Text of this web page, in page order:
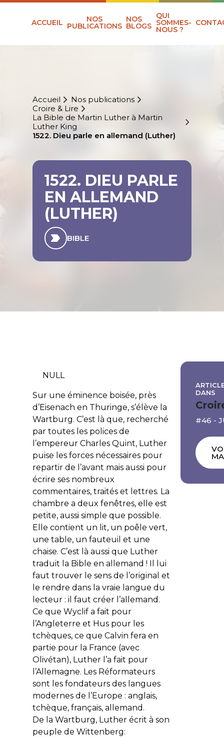
ACCUEIL NOS
PUBLICATIONS
NOS
BLOGS
QUI
SOMMES-
NOUS ?
Accueil
Nos publications
Croire & Lire
La Bible de Martin Luther à Martin
Luther King
1522. Dieu parle en allemand (Luther)
1522. DIEU PARLE
EN ALLEMAND
(LUTHER)
BIBLE
NULL
Sur une éminence boisée, près
d’Eisenach en Thuringe, s’élève la
Wartburg. C’est là que, recherché
par toutes les polices de
l’empereur Charles Quint, Luther
puise les forces nécessaires pour
repartir de l’avant mais aussi pour
écrire ses nombreux
commentaires, traités et lettres. La
chambre a deux fenêtres, elle est
petite, aussi simple que possible.
Elle contient un lit, un poêle vert,
une table, un fauteuil et une
chaise. C’est là aussi que Luther
traduit la Bible en allemand ! Il lui
faut trouver le sens de l’original et
le rendre dans la vraie langue du
lecteur : il faut créer l’allemand.
Ce que Wyclif a fait pour
l’Angleterre et Hus pour les
tchèques, ce que Calvin fera en
partie pour la France (avec
Olivétan), Luther l’a fait pour
l’Allemagne. Les Réformateurs
sont les fondateurs des langues
modernes de l’Europe : anglais,
tchèque, français, allemand.
De la Wartburg, Luther écrit à son
peuple de Wittenberg:
DANS
#46 -